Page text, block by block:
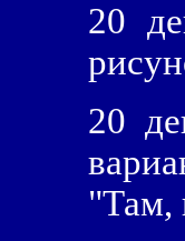
20
20
"Там,